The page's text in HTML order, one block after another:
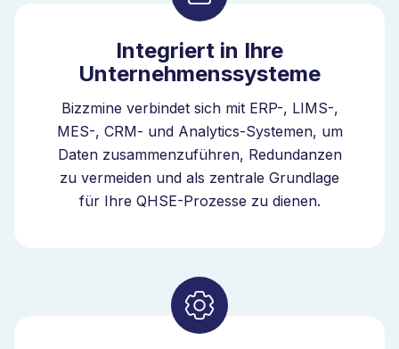
Integriert in Ihre
Unternehmenssysteme
Bizzmine verbindet sich mit ERP-, LIMS-,
MES-, CRM- und Analytics-Systemen, um
Daten zusammenzuführen, Redundanzen
zu vermeiden und als zentrale Grundlage
für Ihre QHSE-Prozesse zu dienen.